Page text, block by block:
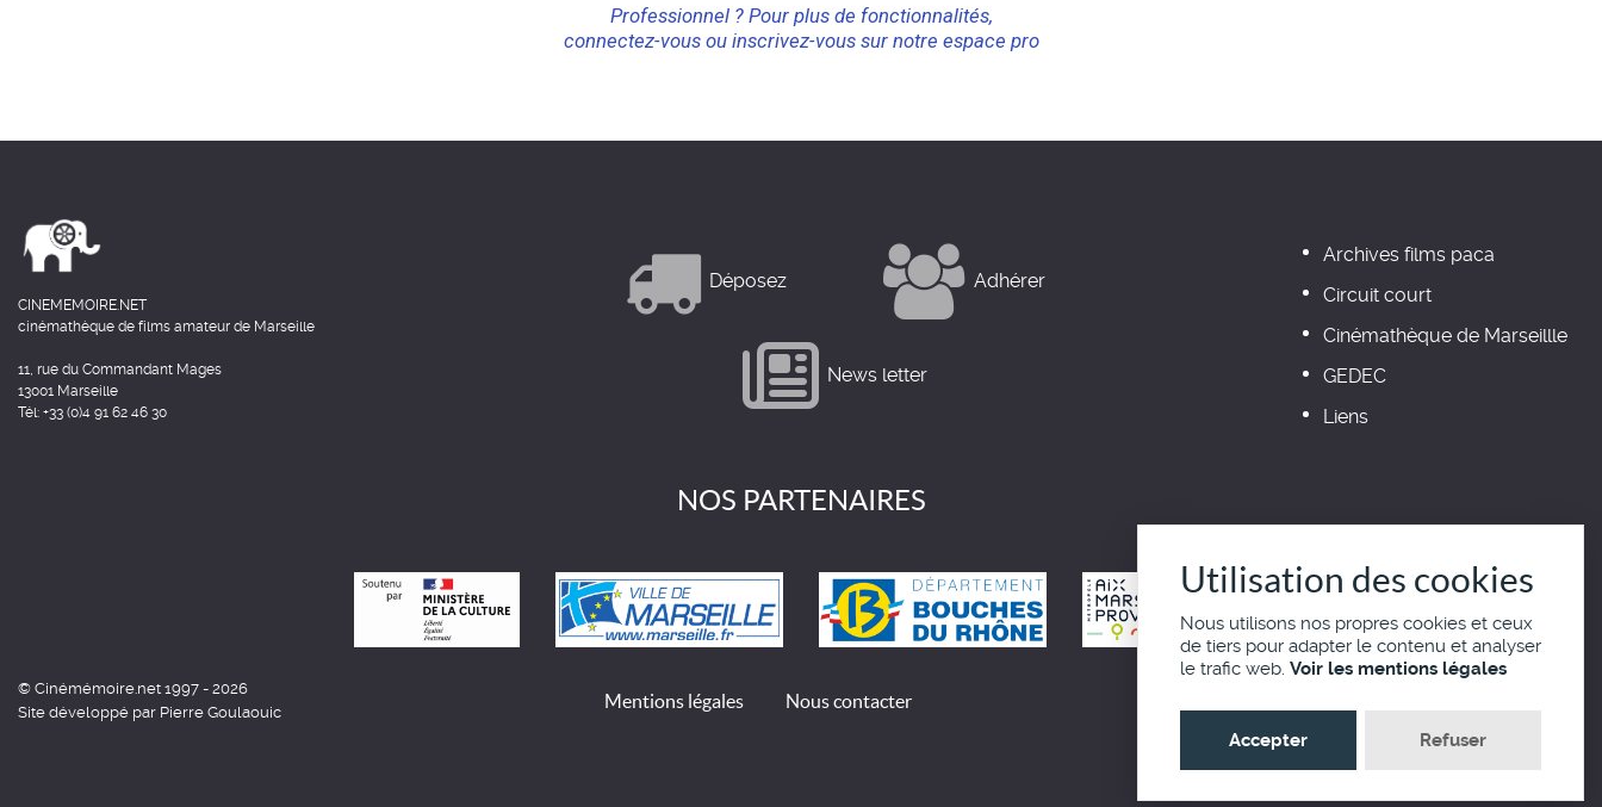
Professionnel ? Pour plus de fonctionnalités,
connectez-vous ou inscrivez-vous sur notre espace pro
CINEMEMOIRE.NET
cinémathèque de films amateur de Marseille
11, rue du Commandant Mages
13001 Marseille
Tél: +33 (0)4 91 62 46 30
Déposez Adhérer
News letter
Archives films paca
Circuit court
Cinémathèque de Marseillle
GEDEC
Liens
NOS PARTENAIRES
© Cinémémoire.net 1997 - 2026
Site développé par Pierre Goulaouic
Mentions légales Nous contacter
Utilisation des cookies
Nous utilisons nos propres cookies et ceux
de tiers pour adapter le contenu et analyser
le trafic web. Voir les mentions légales
Accepter Refuser